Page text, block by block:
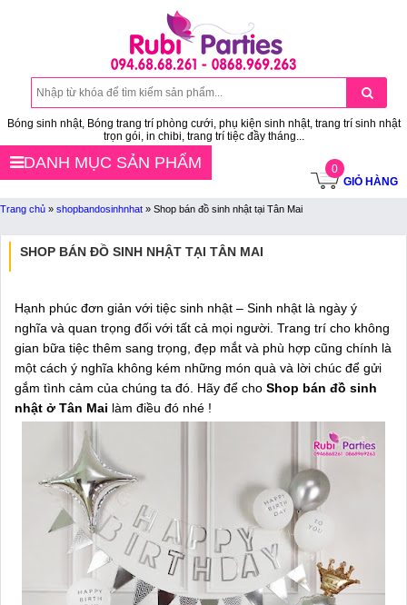
Bóng sinh nhật, Bóng trang trí phòng cưới, phụ kiện sinh nhật, trang trí sinh nhật
trọn gói, in chibi, trang trí tiệc đầy tháng...
0
GIỎ HÀNG
DANH MỤC SẢN PHẨM
Trang chủ » shopbandosinhnhat » Shop bán đồ sinh nhật tại Tân Mai
SHOP BÁN ĐỒ SINH NHẬT TẠI TÂN MAI
Hạnh phúc đơn giản với tiệc sinh nhật – Sinh nhật là ngày ý
nghĩa và quan trọng đối với tất cả mọi người. Trang trí cho không
gian bữa tiệc thêm sang trọng, đẹp mắt và phù hợp cũng chính là
một cách ý nghĩa không kém những món quà và lời chúc để gửi
gắm tình cảm của chúng ta đó. Hãy để cho Shop bán đồ sinh
nhật ở Tân Mai làm điều đó nhé !